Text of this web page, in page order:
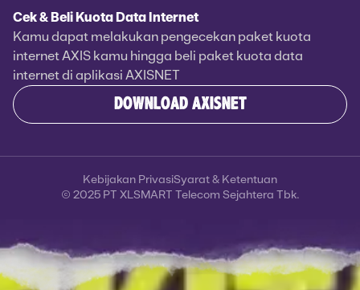
Cek & Beli Kuota Data Internet
Kamu dapat melakukan pengecekan paket kuota
internet AXIS kamu hingga beli paket kuota data
internet di aplikasi AXISNET
DOWNLOAD AXISNET
© 2025 PT XLSMART Telecom Sejahtera Tbk.
Kebijakan PrivasiSyarat & Ketentuan